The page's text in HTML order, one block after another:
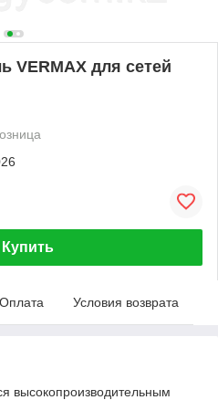
VERMAX для сетей
Купить
Оплата Условия возврата
высокопроизводительным